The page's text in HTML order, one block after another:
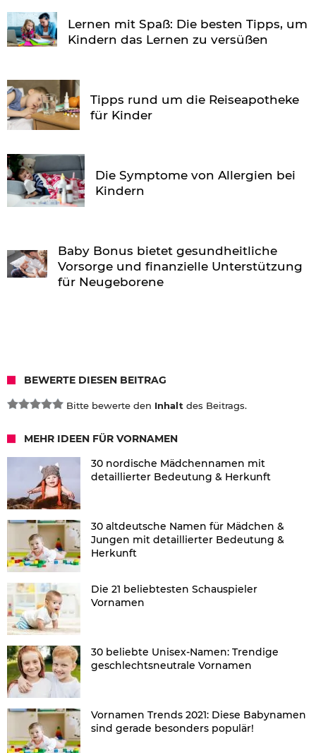
Lernen mit Spaß: Die besten Tipps, um
Kindern das Lernen zu versüßen
Tipps rund um die Reiseapotheke
für Kinder
Die Symptome von Allergien bei
Kindern
Baby Bonus bietet gesundheitliche
Vorsorge und finanzielle Unterstützung
für Neugeborene
BEWERTE DIESEN BEITRAG
Bitte bewerte den Inhalt des Beitrags.
MEHR IDEEN FÜR VORNAMEN
30 nordische Mädchennamen mit
detaillierter Bedeutung & Herkunft
30 altdeutsche Namen für Mädchen &
Jungen mit detaillierter Bedeutung &
Herkunft
Die 21 beliebtesten Schauspieler
Vornamen
30 beliebte Unisex-Namen: Trendige
geschlechtsneutrale Vornamen
Vornamen Trends 2021: Diese Babynamen
sind gerade besonders populär!